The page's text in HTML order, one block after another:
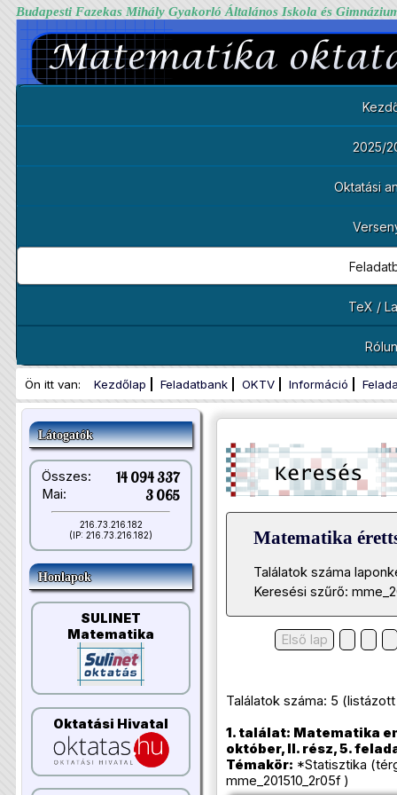
Budapesti Fazekas Mihály Gyakorló Általános Iskola és
2025/
Oktatási
TeX /
Ön itt van: Kezdőlap Feladatbank OKTV Információ
Látogatók
Összes: 14 094 337
Mai: 3 065
216.73.216.182
(IP: 216.73.216.182)
Honlapok
SULINET
Matematika
Oktatási Hivatal
Matematika
Találatok száma
Keresési szűrő:
Első lap
Találatok száma: 5
1. találat: Matematika
október, II. rész, 5.
Témakör: *Statisztika
mme_201510_2r05f )